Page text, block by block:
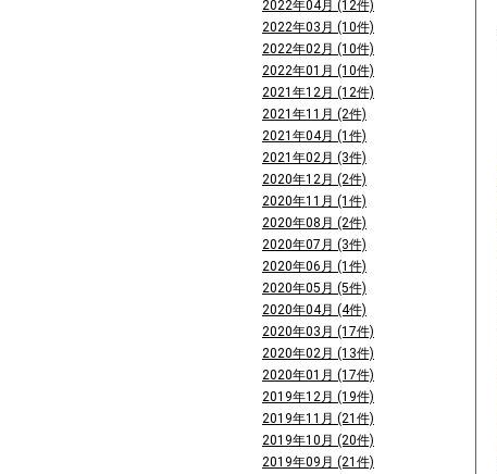
2022年04月 (12件)
2022年03月 (10件)
2022年02月 (10件)
2022年01月 (10件)
2021年12月 (12件)
2021年11月 (2件)
2021年04月 (1件)
2021年02月 (3件)
2020年12月 (2件)
2020年11月 (1件)
2020年08月 (2件)
2020年07月 (3件)
2020年06月 (1件)
2020年05月 (5件)
2020年04月 (4件)
2020年03月 (17件)
2020年02月 (13件)
2020年01月 (17件)
2019年12月 (19件)
2019年11月 (21件)
2019年10月 (20件)
2019年09月 (21件)